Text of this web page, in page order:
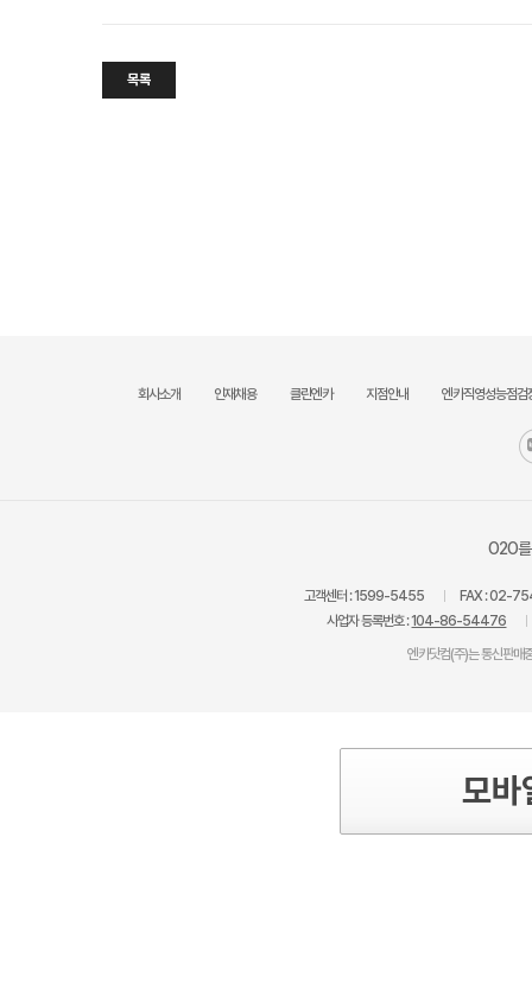
목록
회사소개 인재채용 클린엔카 지점안내 엔카직영성능점검
O2O를
고객센터 :1599-5455 FAX :02-
사업자 등록번호 :104-86-54476
엔카닷컴(주)는 통신판매
모바